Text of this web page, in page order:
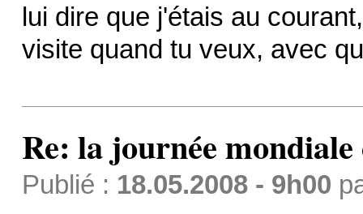
lui dire que j'étais au
visite quand tu veux, avec
Re: la journée
Publié : 18.05.2008 - 9h00